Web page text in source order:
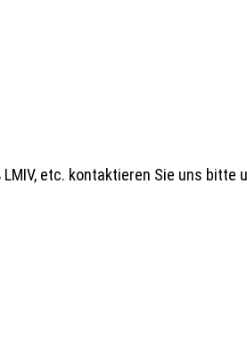
etc. kontaktieren Sie uns bitte